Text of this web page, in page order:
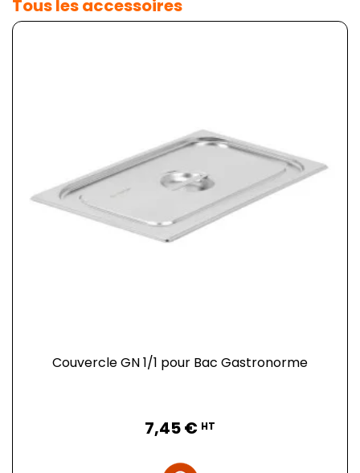
Tous les accessoires
Couvercle GN 1/1 pour Bac Gastronorme
7,45 € HT